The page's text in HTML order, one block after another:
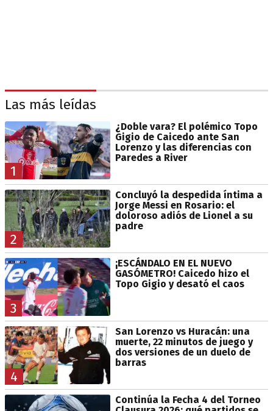
Las más leídas
1
¿Doble vara? El polémico Topo
Gigio de Caicedo ante San
Lorenzo y las diferencias con
Paredes a River
2
Concluyó la despedida íntima a
Jorge Messi en Rosario: el
doloroso adiós de Lionel a su
padre
3
¡ESCÁNDALO EN EL NUEVO
GASÓMETRO! Caicedo hizo el
Topo Gigio y desató el caos
4
San Lorenzo vs Huracán: una
muerte, 22 minutos de juego y
dos versiones de un duelo de
barras
Continúa la Fecha 4 del Torneo